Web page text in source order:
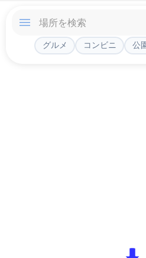
グルメ コンビニ 公